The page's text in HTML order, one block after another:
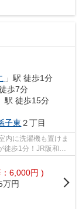
」駅 徒歩1分
歩7分
」駅 徒歩15分
子東 ２丁目
内に洗濯機も置けま
6,000円 )
万円